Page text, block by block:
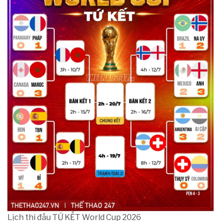
Lịch thi đấu TỨ KẾT World Cup 2026